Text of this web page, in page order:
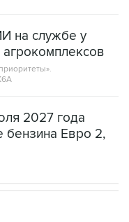
на службе у
2027 года
бензина Евро 2,